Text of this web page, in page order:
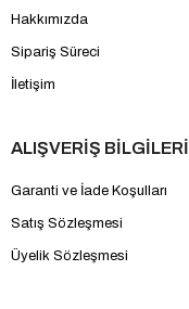
Hakkımızda
Sipariş Süreci
İletişim
ALIŞVERİŞ BİLGİLERİ
Garanti ve İade Koşulları
Satış Sözleşmesi
Üyelik Sözleşmesi